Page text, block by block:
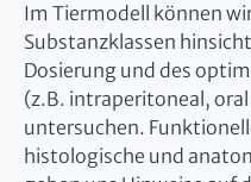
Im Tiermodell können
Substanzklassen
Dosierung und des
(z.B. intraperitoneal,
untersuchen.
histologische und